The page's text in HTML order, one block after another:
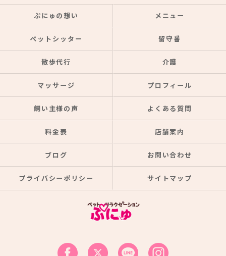
ぷにゅの想い メニュー
ペットシッター 留守番
散歩代行 介護
マッサージ プロフィール
飼い主様の声 よくある質問
料金表 店舗案内
ブログ お問い合わせ
プライバシーポリシー サイトマップ